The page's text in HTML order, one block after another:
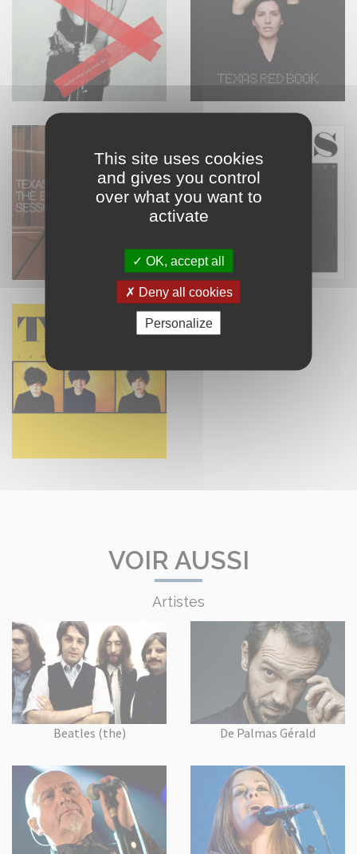
VOIR AUSSI
Artistes
Beatles (the) De Palmas Gérald
This site uses cookies
and gives you control
over what you want to
activate
OK, accept all
Deny all cookies
Personalize